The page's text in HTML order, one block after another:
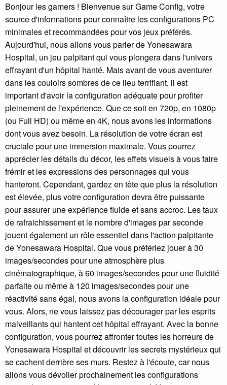
Bonjour les gamers ! Bienvenue sur Game Config, votre
source d'informations pour connaître les configurations PC
minimales et recommandées pour vos jeux préférés.
Aujourd'hui, nous allons vous parler de Yonesawara
Hospital, un jeu palpitant qui vous plongera dans l'univers
effrayant d'un hôpital hanté. Mais avant de vous aventurer
dans les couloirs sombres de ce lieu terrifiant, il est
important d'avoir la configuration adéquate pour profiter
pleinement de l'expérience. Que ce soit en 720p, en 1080p
(ou Full HD) ou même en 4K, nous avons les informations
dont vous avez besoin. La résolution de votre écran est
cruciale pour une immersion maximale. Vous pourrez
apprécier les détails du décor, les effets visuels à vous faire
frémir et les expressions des personnages qui vous
hanteront. Cependant, gardez en tête que plus la résolution
est élevée, plus votre configuration devra être puissante
pour assurer une expérience fluide et sans accroc. Les taux
de rafraichissement et le nombre d'images par seconde
jouent également un rôle essentiel dans l'action palpitante
de Yonesawara Hospital. Que vous préfériez jouer à 30
images/secondes pour une atmosphère plus
cinématographique, à 60 images/secondes pour une fluidité
parfaite ou même à 120 images/secondes pour une
réactivité sans égal, nous avons la configuration idéale pour
vous. Alors, ne vous laissez pas décourager par les esprits
malveillants qui hantent cet hôpital effrayant. Avec la bonne
configuration, vous pourrez affronter toutes les horreurs de
Yonesawara Hospital et découvrir les secrets mystérieux qui
se cachent derrière ses murs. Restez à l'écoute, car nous
allons vous dévoiler prochainement les configurations